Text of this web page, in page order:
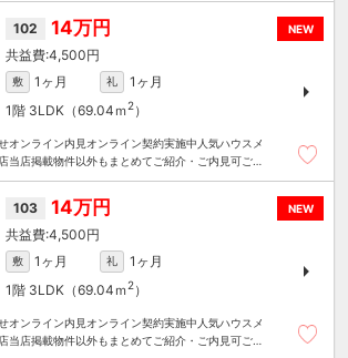
NEW
102 14万円
4,500円
敷 1ヶ月 礼
1ヶ月
1階 3LDK（69.04ｍ 2）
オンライン内見オンライン契約実施中人気ハウスメ
当店掲載物件以外もまとめてご紹介・ご内見可ご予
NEW
103 14万円
4,500円
敷 1ヶ月 礼
1ヶ月
1階 3LDK（69.04ｍ 2）
オンライン内見オンライン契約実施中人気ハウスメ
当店掲載物件以外もまとめてご紹介・ご内見可ご予